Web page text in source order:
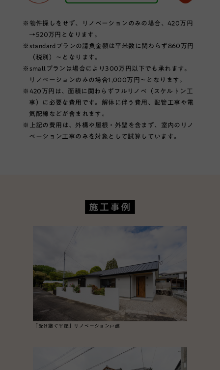
※物件探しをせず、リノベーションのみの場合、420万円
→520万円となります。
※standardプランの請負金額は平米数に関わらず860万円
（税別）〜となります。
※smallプランは場合により300万円以下でも承れます。
リノベーションのみの場合1,000万円〜となります。
※420万円は、面積に関わらずフルリノベ（スケルトン工
事）に必要な費用です。解体に伴う費用、配管工事や電
気配線などが含まれます。
※上記の費用は、外構や屋根・外壁を含まず、室内のリノ
ベーション工事のみを対象として試算しています。
「受け継ぐ平屋」リノベーション戸建